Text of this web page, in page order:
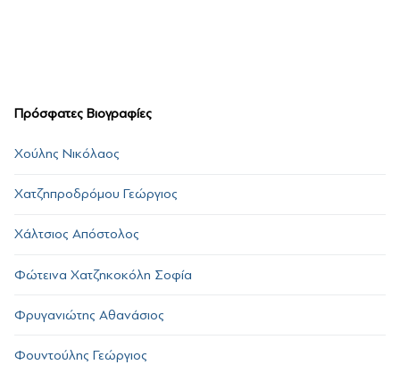
Πρόσφατες Βιογραφίες
Χούλης Νικόλαος
Χατζηπροδρόμου Γεώργιος
Χάλτσιος Απόστολος
Φώτεινα Χατζηκοκόλη Σοφία
Φρυγανιώτης Αθανάσιος
Φουντούλης Γεώργιος